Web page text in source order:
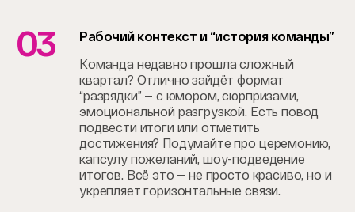
03 Рабочий контекст и “история команды”
Команда недавно прошла сложный
квартал? Отлично зайдёт формат
“разрядки” — с юмором, сюрпризами,
эмоциональной разгрузкой. Есть повод
подвести итоги или отметить
достижения? Подумайте про церемонию,
капсулу пожеланий, шоу-подведение
итогов. Всё это — не просто красиво, но и
укрепляет горизонтальные связи.